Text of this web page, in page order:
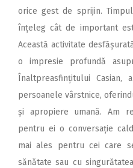
orice gest de sprijin.
înțeleg cât de important
Această activitate
o impresie profundă
Înaltpreasfințitului
persoanele vârstnice,
și apropiere umană. Am
pentru ei o conversație
mai ales pentru cei care
sănătate sau cu